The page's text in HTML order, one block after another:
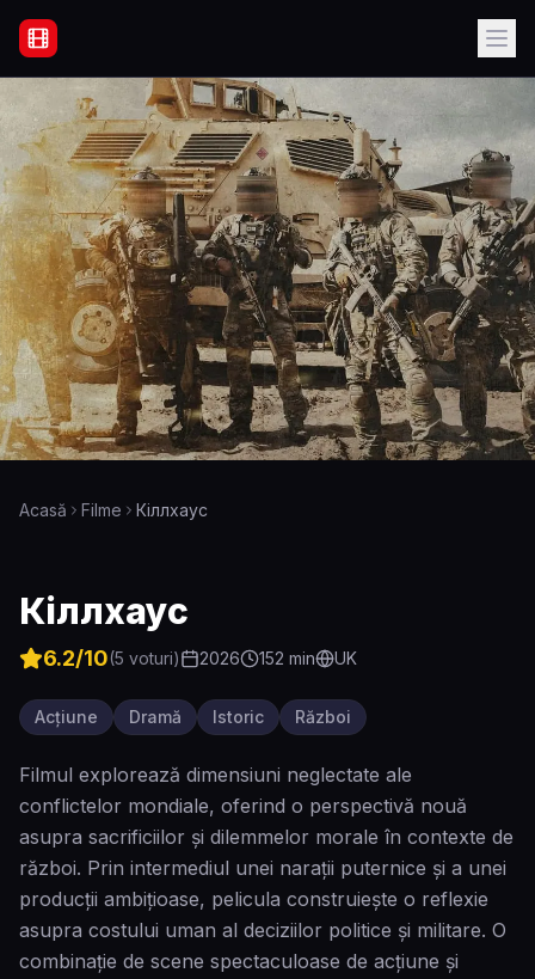
Filme Online Subtitrate - Acasă
Acasă Filme Кіллхаус
Кіллхаус
6.2/10(5 voturi) 2026 152 min UK
Acțiune Dramă Istoric Război
Filmul explorează dimensiuni neglectate ale
conflictelor mondiale, oferind o perspectivă nouă
asupra sacrificiilor și dilemmelor morale în contexte de
război. Prin intermediul unei narații puternice și a unei
producții ambițioase, pelicula construiește o reflexie
asupra costului uman al deciziilor politice și militare. O
combinație de scene spectaculoase de acțiune și